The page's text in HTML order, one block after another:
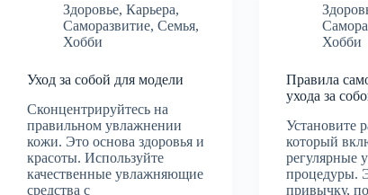
Здоровье, Карьера,
Саморазвитие, Семья,
Хобби
Уход за собой для модели
Сконцентрируйтесь на
правильном увлажнении
кожи. Это основа здоровья и
красоты. Используйте
качественные увлажняющие
средства с
Хобби
Правила
ухода за
Установите
который
регулярные
процедуры.
привычку,